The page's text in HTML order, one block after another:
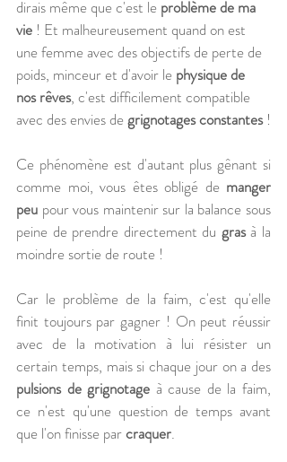
dirais même que c'est le problème de ma
vie ! Et malheureusement quand on est
une femme avec des objectifs de perte de
poids, minceur et d'avoir le physique de
nos rêves, c'est difficilement compatible
avec des envies de grignotages constantes !
Ce phénomène est d'autant plus gênant si
comme moi, vous êtes obligé de manger
peu pour vous maintenir sur la balance sous
peine de prendre directement du gras à la
moindre sortie de route !
Car le problème de la faim, c'est qu'elle
finit toujours par gagner ! On peut réussir
avec de la motivation à lui résister un
pulsions de grignotage à cause de la faim,
ce n'est qu'une question de temps avant
que l'on finisse par craquer.